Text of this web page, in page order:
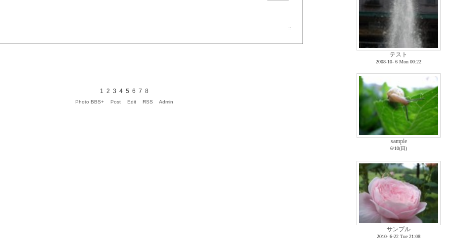
::
1 2 3 4 5 6 7 8
Photo BBS+ Post Edit RSS Admin
テスト
2008-10- 6 Mon 00:22
sample
6/10(日)
サンプル
2010- 6-22 Tue 21:08